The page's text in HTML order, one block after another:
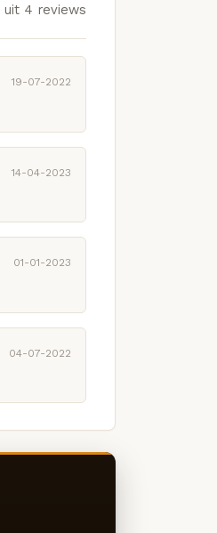
uit 4 reviews
19-07-2022
14-04-2023
01-01-2023
04-07-2022